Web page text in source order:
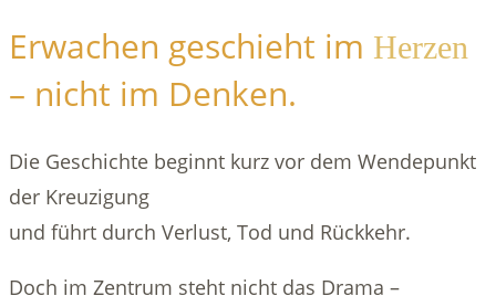
Erwachen geschieht im Herzen
– nicht im Denken.
Die Geschichte beginnt kurz vor dem Wendepunkt
der Kreuzigung
und führt durch Verlust, Tod und Rückkehr.
Doch im Zentrum steht nicht das Drama –